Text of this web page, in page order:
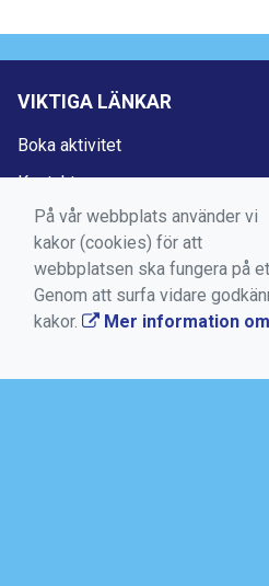
VIKTIGA LÄNKAR
Boka aktivitet
Kontakta oss
Medlems -och användarvillkor
Bokningsvillkor
Dataskyddsförordningen (GDPR)
Mer information om cookies
På vår webbplats använder vi
kakor (cookies) för att
webbplatsen ska fungera på
Genom att surfa vidare
kakor.
Mer information